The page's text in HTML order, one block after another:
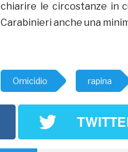
chiarire le circostanze in
Carabinieri anche una
Omicidio rapina